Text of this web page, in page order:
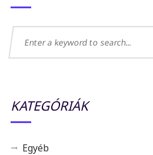
KATEGÓRIÁK
Egyéb